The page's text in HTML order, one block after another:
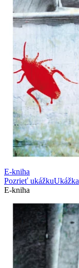
E-kniha
Pozrieť ukážkuUkážka
E-kniha